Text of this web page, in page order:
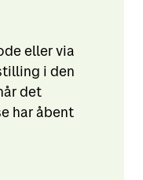
eller via
i den
det
har åbent